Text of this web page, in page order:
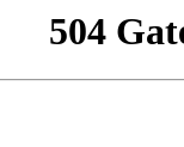
504